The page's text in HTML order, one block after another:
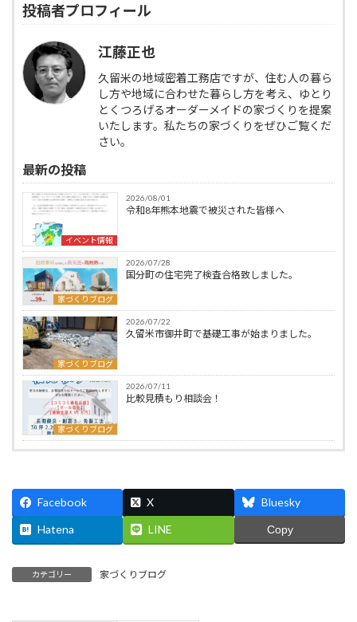
投稿者プロフィール
江藤正也
久留米の地域密着工務店ですが、住む人の暮ら
し方や地域に合わせた暮らし方を考え、ゆとり
とくつろげるオーダーメイドの家づくりを提案
いたします。私たちの家づくりをぜひご覧くだ
さい。
最新の投稿
イベント情報
2026/08/01
令和8年熊本地震で被災された皆様へ
家づくりブログ
2026/07/28
国分町の住宅完了検査合格致しました。
家づくりブログ
2026/07/22
久留米市御井町で基礎工事が始まりました。
家づくりブログ
2026/07/11
比較見積もり相談会！
Facebook X
Bluesky
Hatena
LINE Copy
カテゴリー 家づくりブログ